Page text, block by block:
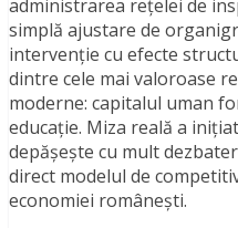
administrarea rețelei de
simplă ajustare de
intervenție cu efecte
dintre cele mai valoroase
moderne: capitalul uman
educație. Miza reală a
depășește cu mult
direct modelul de
economiei românești.